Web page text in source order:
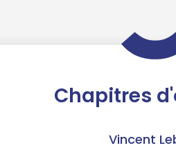
Chapitres
Vincent